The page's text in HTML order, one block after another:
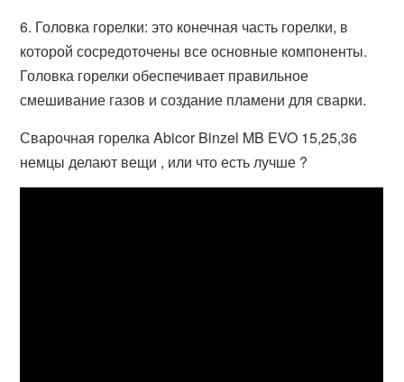
6. Головка горелки: это конечная часть горелки, в
которой сосредоточены все основные компоненты.
Головка горелки обеспечивает правильное
смешивание газов и создание пламени для сварки.
Сварочная горелка Abicor Binzel MB EVO 15,25,36
немцы делают вещи , или что есть лучше ?